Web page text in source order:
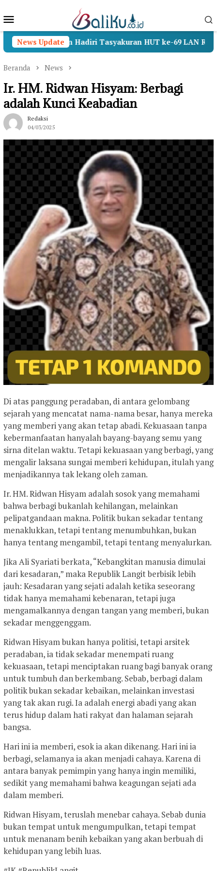
ke
Mobile
News UpdateHadiri Tasyakuran HUT ke-69 LAN RI
Beranda News
Ir. HM. Ridwan Hisyam: Berbagi
adalah Kunci Keabadian
Redaksi
04/03/2025
Di atas panggung peradaban, di antara gelombang
sejarah yang mencatat nama-nama besar, hanya mereka
yang memberi yang akan tetap abadi. Kekuasaan tanpa
kebermanfaatan hanyalah bayang-bayang semu yang
sirna ditelan waktu. Tetapi kekuasaan yang berbagi, yang
mengalir laksana sungai memberi kehidupan, itulah yang
menjadikannya tak lekang oleh zaman.
Ir. HM. Ridwan Hisyam adalah sosok yang memahami
bahwa berbagi bukanlah kehilangan, melainkan
pelipatgandaan makna. Politik bukan sekadar tentang
menaklukkan, tetapi tentang menumbuhkan, bukan
hanya tentang mengambil, tetapi tentang menyalurkan.
Jika Ali Syariati berkata, “Kebangkitan manusia dimulai
dari kesadaran,” maka Republik Langit berbisik lebih
jauh: Kesadaran yang sejati adalah ketika seseorang
tidak hanya memahami kebenaran, tetapi juga
mengamalkannya dengan tangan yang memberi, bukan
sekadar menggenggam.
Ridwan Hisyam bukan hanya politisi, tetapi arsitek
peradaban, ia tidak sekadar menempati ruang
kekuasaan, tetapi menciptakan ruang bagi banyak orang
untuk tumbuh dan berkembang. Sebab, berbagi dalam
politik bukan sekadar kebaikan, melainkan investasi
yang tak akan rugi. Ia adalah energi abadi yang akan
terus hidup dalam hati rakyat dan halaman sejarah
bangsa.
Hari ini ia memberi, esok ia akan dikenang. Hari ini ia
berbagi, selamanya ia akan menjadi cahaya. Karena di
antara banyak pemimpin yang hanya ingin memiliki,
sedikit yang memahami bahwa keagungan sejati ada
dalam memberi.
Ridwan Hisyam, teruslah menebar cahaya. Sebab dunia
bukan tempat untuk mengumpulkan, tetapi tempat
untuk menanam benih kebaikan yang akan berbuah di
kehidupan yang lebih luas.